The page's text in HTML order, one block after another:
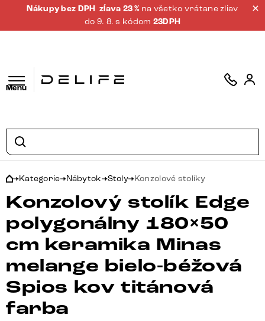
Nákupy bez DPH zĺava 23 % na všetko vrátane zliav
do 9. 8. s kódom 23DPH
Menu
Kategorie Nábytok Stoly Konzolové stolíky
Konzolový stolík Edge
polygonálny 180×50
cm keramika Minas
melange bielo-béžová
Spios kov titánová
farba